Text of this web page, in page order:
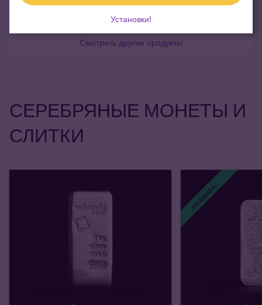
Смотреть другие продукты
СЕРЕБРЯНЫЕ МОНЕТЫ И
СЛИТКИ
НОВИНКА!
Установки!